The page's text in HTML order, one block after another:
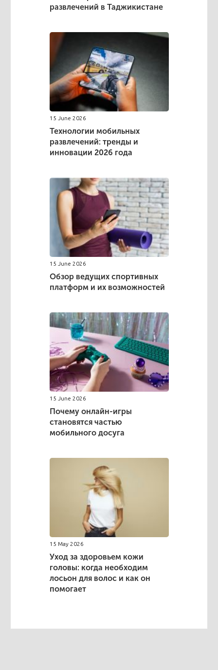
развлечений в Таджикистане
15 June 2026
Технологии мобильных
развлечений: тренды и
инновации 2026 года
15 June 2026
Обзор ведущих спортивных
платформ и их возможностей
15 June 2026
Почему онлайн-игры
становятся частью
мобильного досуга
15 May 2026
Уход за здоровьем кожи
головы: когда необходим
лосьон для волос и как он
помогает